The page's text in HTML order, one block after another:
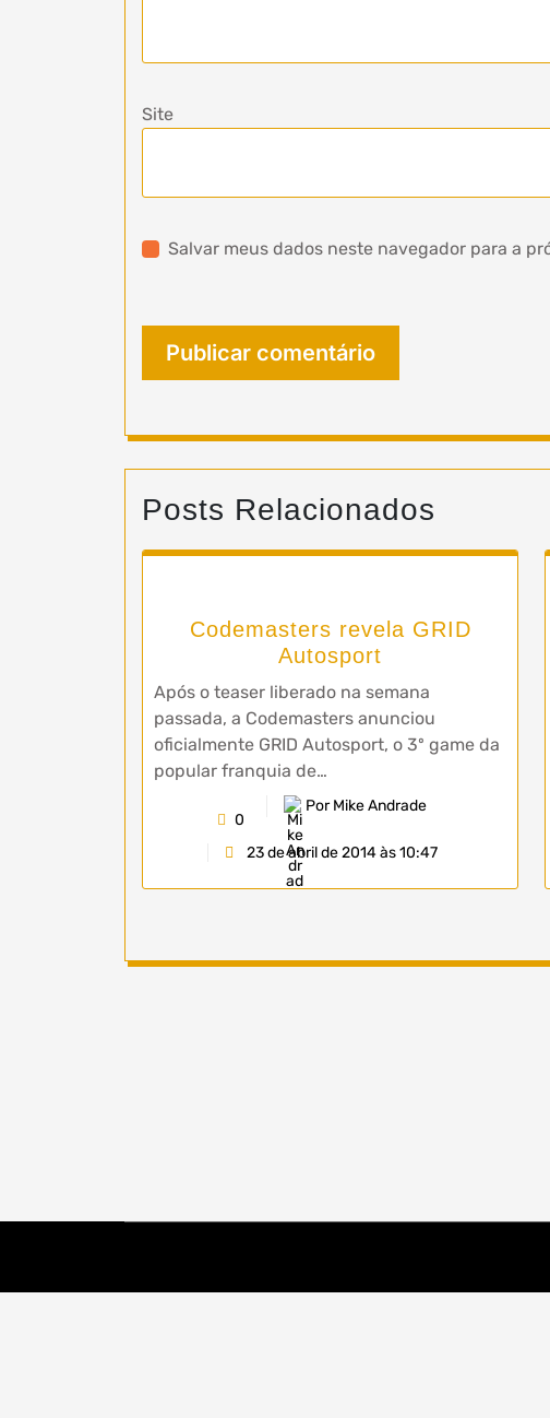
Site
Salvar meus dados neste navegador para a
Posts Relacionados
Codemasters revela GRID
Autosport
Após o teaser liberado na semana
passada, a Codemasters anunciou
oficialmente GRID Autosport, o 3º game da
popular franquia de…
0
Por Mike Andrade
23 de abril de 2014 às 10:47